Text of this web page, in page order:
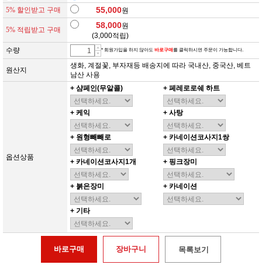
5% 할인받고 구매
55,000원
5% 적립받고 구매 58,000원
(3,000적립)
수량
* 회원가입을 하지 않아도 바로구매를 클릭하시면 주문이 가능합니다.
원산지
생화, 계절꽃, 부자재등 배송지에 따라 국내산, 중국산, 베트
남산 사용
옵션상품
+ 샴페인(무알콜) + 페레로로쉐 하트
+ 케익 + 사탕
+ 원형빼빼로 + 카네이션코사지1쌍
+ 카네이션코사지1개 + 핑크장미
+ 붉은장미 + 카네이션
+ 기타
바로구매 장바구니 목록보기